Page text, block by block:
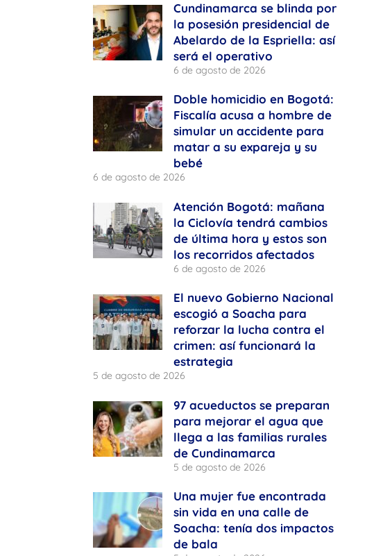
Cundinamarca se blinda por
la posesión presidencial de
Abelardo de la Espriella: así
será el operativo
6 de agosto de 2026
Doble homicidio en Bogotá:
Fiscalía acusa a hombre de
simular un accidente para
matar a su expareja y su
bebé
6 de agosto de 2026
Atención Bogotá: mañana
la Ciclovía tendrá cambios
de última hora y estos son
los recorridos afectados
6 de agosto de 2026
El nuevo Gobierno Nacional
escogió a Soacha para
reforzar la lucha contra el
crimen: así funcionará la
estrategia
5 de agosto de 2026
97 acueductos se preparan
para mejorar el agua que
llega a las familias rurales
de Cundinamarca
5 de agosto de 2026
Una mujer fue encontrada
sin vida en una calle de
Soacha: tenía dos impactos
de bala